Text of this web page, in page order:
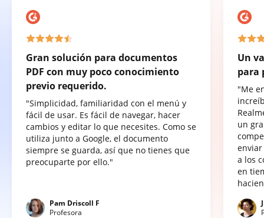
Gran solución para documentos
PDF con muy poco conocimiento
previo requerido.
"Simplicidad, familiaridad con el menú y
fácil de usar. Es fácil de navegar, hacer
cambios y editar lo que necesites. Como se
utiliza junto a Google, el documento
siempre se guarda, así que no tienes que
preocuparte por ello."
Pam Driscoll F
Profesora
Un
para
"Me
un
a los
en